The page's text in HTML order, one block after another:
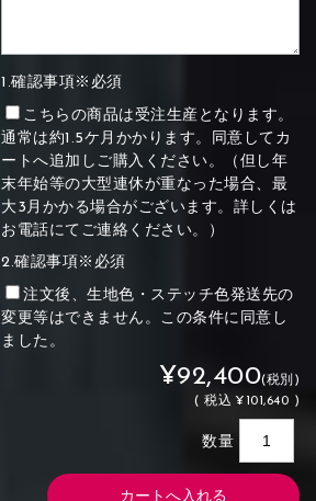
1.確認事項※必須
こちらの商品は受注生産となります。
通常は約1.5ケ月かかります。同意してカ
ートへ追加しご購入ください。（但し年
末年始等の大型連休が重なった場合、最
大3月かかる場合がございます。詳しくは
お電話にてご連絡ください。）
2.確認事項※必須
注文後、生地色・ステッチ色発送先の
変更等はできません。この条件に同意し
ました。
¥92,400(税別)
(税込 ¥101,640 )
数量